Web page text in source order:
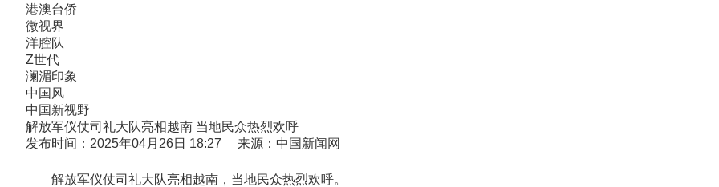
港澳台侨
微视界
洋腔队
Z世代
澜湄印象
中国风
中国新视野
解放军仪仗司礼大队亮相越南 当地民众热烈欢呼
发布时间：2025年04月26日 18:27 来源：中国新闻网
解放军仪仗司礼大队亮相越南，当地民众热烈欢呼。